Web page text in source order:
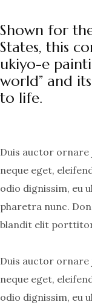
Shown for
States, this
ukiyo-e
world” and
to life.
Duis auctor ornare
neque eget,
odio dignissim, eu
pharetra nunc.
blandit elit
Duis auctor ornare
neque eget,
odio dignissim, eu